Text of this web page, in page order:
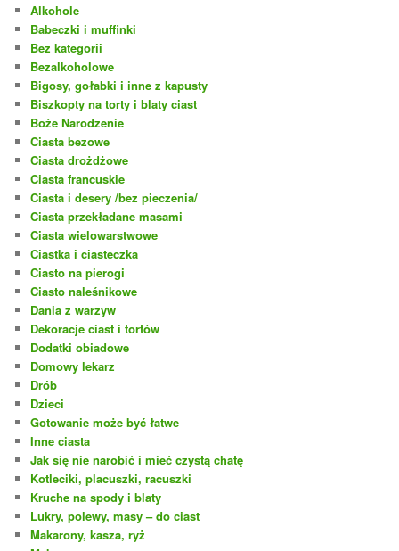
Alkohole
Babeczki i muffinki
Bez kategorii
Bezalkoholowe
Bigosy, gołabki i inne z kapusty
Biszkopty na torty i blaty ciast
Boże Narodzenie
Ciasta bezowe
Ciasta drożdżowe
Ciasta francuskie
Ciasta i desery /bez pieczenia/
Ciasta przekładane masami
Ciasta wielowarstwowe
Ciastka i ciasteczka
Ciasto na pierogi
Ciasto naleśnikowe
Dania z warzyw
Dekoracje ciast i tortów
Dodatki obiadowe
Domowy lekarz
Drób
Dzieci
Gotowanie może być łatwe
Inne ciasta
Jak się nie narobić i mieć czystą chatę
Kotleciki, placuszki, racuszki
Kruche na spody i blaty
Lukry, polewy, masy – do ciast
Makarony, kasza, ryż